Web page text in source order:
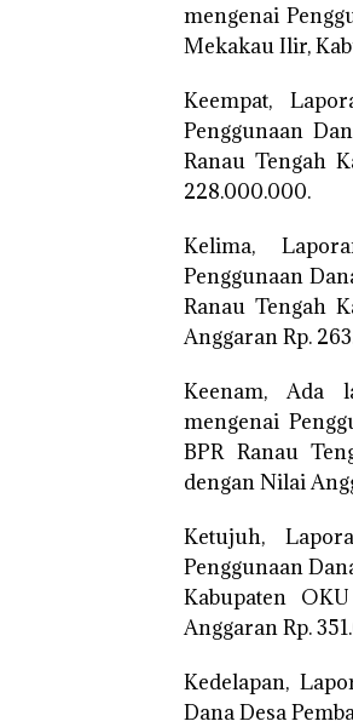
mengenai
Mekakau Ilir,
Keempat,
Penggunaan
Ranau Tengah
228.000.000.
Kelima,
Penggunaan
Ranau Tengah
Anggaran Rp.
Keenam, Ada
mengenai
BPR Ranau
dengan Nilai
Ketujuh,
Penggunaan
Kabupaten
Anggaran Rp.
Kedelapan,
Dana Desa